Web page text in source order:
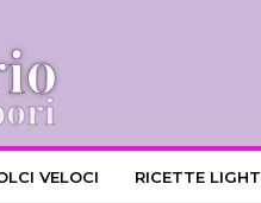
VELOCI RICETTE LIGHT